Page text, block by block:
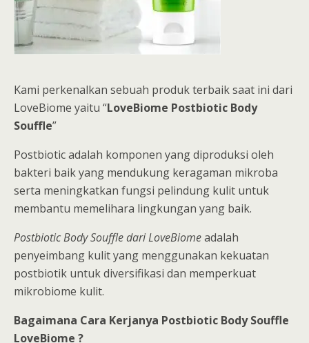
Kami perkenalkan sebuah produk terbaik saat ini dari
LoveBiome yaitu “LoveBiome Postbiotic Body
Souffle”
Postbiotic adalah komponen yang diproduksi oleh
bakteri baik yang mendukung keragaman mikroba
serta meningkatkan fungsi pelindung kulit untuk
membantu memelihara lingkungan yang baik.
Postbiotic Body Souffle dari LoveBiomeadalah
penyeimbang kulit yang menggunakan kekuatan
postbiotik untuk diversifikasi dan memperkuat
mikrobiome kulit.
Bagaimana Cara Kerjanya Postbiotic Body Souffle
LoveBiome ?